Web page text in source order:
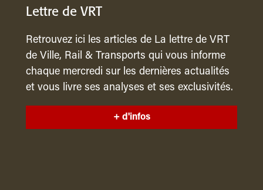
Lettre de VRT
Retrouvez ici les articles de La lettre de VRT
de Ville, Rail & Transports qui vous informe
chaque mercredi sur les dernières actualités
et vous livre ses analyses et ses exclusivités.
+ d'infos